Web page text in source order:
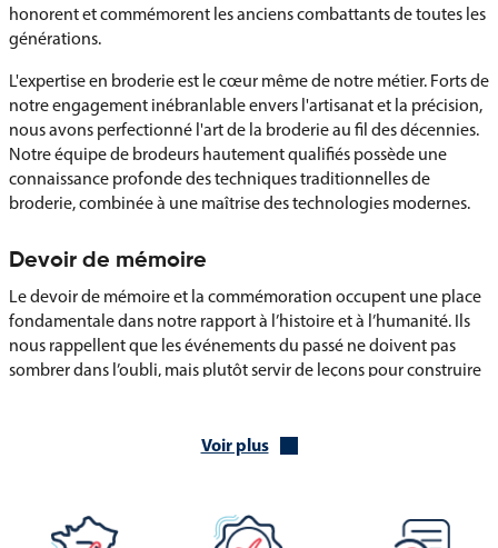
honorent et commémorent les anciens combattants de toutes les
générations.
L'expertise en broderie est le cœur même de notre métier. Forts de
notre engagement inébranlable envers l'artisanat et la précision,
nous avons perfectionné l'art de la broderie au fil des décennies.
Notre équipe de brodeurs hautement qualifiés possède une
connaissance profonde des techniques traditionnelles de
broderie, combinée à une maîtrise des technologies modernes.
Devoir de mémoire
Le devoir de mémoire et la commémoration occupent une place
fondamentale dans notre rapport à l’histoire et à l’humanité. Ils
nous rappellent que les événements du passé ne doivent pas
sombrer dans l’oubli, mais plutôt servir de leçons pour construire
renforçons notre compréhension collective de ce qui nous unit
d’instaurer un lien fort entre les générations, en faisant de
l’histoire un élément vivant et partagé.
Voir plus